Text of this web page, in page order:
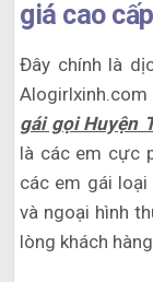
giá cao cấp
Đây chính là
gái gọi Huyện
là các em cực
các em gái
và ngoại hình
lòng khách